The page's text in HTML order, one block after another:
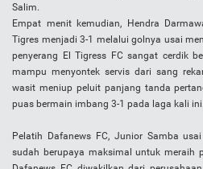
Salim.
Empat menit kemudian, Hendra
Tigres menjadi 3-1 melalui golnya usai
penyerang El Tigress FC sangat cerdik
mampu menyontek servis dari sang
wasit meniup peluit panjang tanda
puas bermain imbang 3-1 pada laga kali ini.
Pelatih Dafanews FC, Junior Samba
sudah berupaya maksimal untuk meraih